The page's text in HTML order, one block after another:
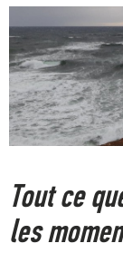
Tout ce
les